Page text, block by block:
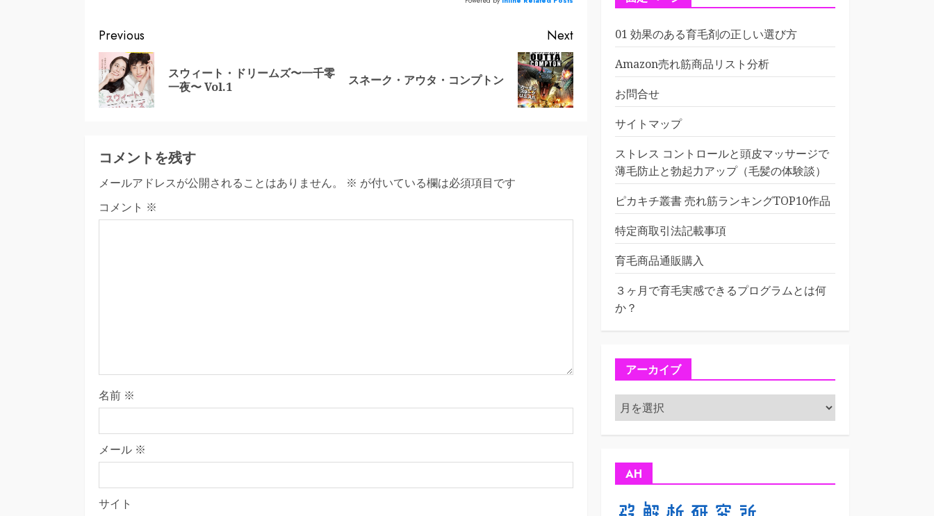
Continue
Reading
Previous
Previous
スウィート・ドリームズ〜一千零
一夜〜 Vol.1
Next
Next
スネーク・アウタ・コンプトン
コメントを残す
メールアドレスが公開されることはありません。 ※ が付いている欄は必須項目です
コメント ※
名前 ※
メール ※
サイト
01 効果のある育毛剤の正しい選び方
Amazon売れ筋商品リスト分析
お問合せ
サイトマップ
ストレス コントロールと頭皮マッサージで
薄毛防止と勃起力アップ（毛髪の体験談）
ピカキチ叢書 売れ筋ランキングTOP10作品
特定商取引法記載事項
育毛商品通販購入
３ヶ月で育毛実感できるプログラムとは何
か？
アーカイブ
ア
ー
カ
AH